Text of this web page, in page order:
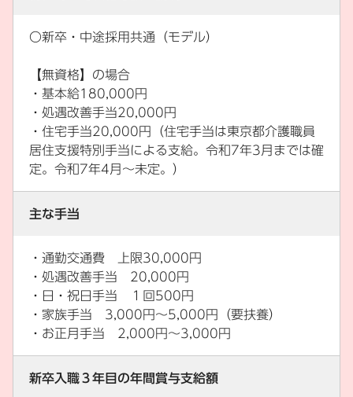
〇新卒・中途採用共通（モデル）
【無資格】の場合
・基本給180,000円
・処遇改善手当20,000円
・住宅手当20,000円（住宅手当は東京都介護職員
居住支援特別手当による支給。令和7年3月までは確
定。令和7年4月～未定。）
主な手当
・通勤交通費 上限30,000円
・処遇改善手当 20,000円
・日・祝日手当 １回500円
・家族手当 3,000円～5,000円（要扶養）
・お正月手当 2,000円～3,000円
新卒入職３年目の年間賞与支給額